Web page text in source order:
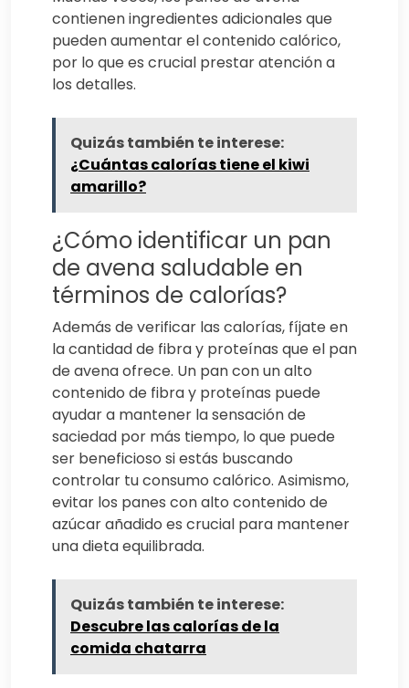
contienen ingredientes adicionales que
pueden aumentar el contenido calórico,
por lo que es crucial prestar atención a
los detalles.
Quizás también te interese:
¿Cuántas calorías tiene el kiwi
amarillo?
¿Cómo identificar un pan
de avena saludable en
términos de calorías?
Además de verificar las calorías, fíjate en
la cantidad de fibra y proteínas que el pan
de avena ofrece. Un pan con un alto
contenido de fibra y proteínas puede
ayudar a mantener la sensación de
saciedad por más tiempo, lo que puede
ser beneficioso si estás buscando
controlar tu consumo calórico. Asimismo,
evitar los panes con alto contenido de
azúcar añadido es crucial para mantener
una dieta equilibrada.
Quizás también te interese:
Descubre las calorías de la
comida chatarra